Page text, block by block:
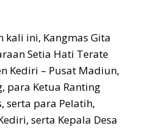
ini, Kangmas Gita
Setia Hati Terate
Kediri – Pusat Madiun,
para Ketua Ranting
serta para Pelatih,
serta Kepala Desa